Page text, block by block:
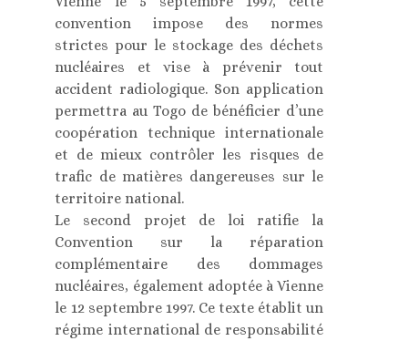
convention impose des normes
strictes pour le stockage des déchets
nucléaires et vise à prévenir tout
accident radiologique. Son application
permettra au Togo de bénéficier d’une
coopération technique internationale
et de mieux contrôler les risques de
trafic de matières dangereuses sur le
territoire national.
Le second projet de loi ratifie la
Convention sur la réparation
complémentaire des dommages
nucléaires, également adoptée à Vienne
le 12 septembre 1997. Ce texte établit un
régime international de responsabilité